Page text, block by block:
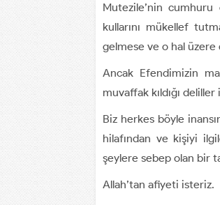
Mutezile’nin
kullarını mükellef
gelmese ve o hal üzere
Ancak Efendimizin
muvaffak kıldığı
Biz herkes böyle
hilafından ve kişiyi
şeylere sebep olan bir
Allah’tan afiyeti isteriz.